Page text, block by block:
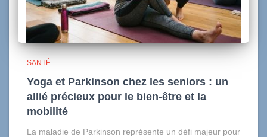
SANTÉ
Yoga et Parkinson chez les seniors : un
allié précieux pour le bien-être et la
mobilité
La maladie de Parkinson représente un défi majeur pour